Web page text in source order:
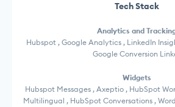
Tech Stack
Analytics and
Hubspot , Google Analytics , LinkedIn
Google Conversion
Widgets
Hubspot Messages , Axeptio , HubSpot
Multilingual , HubSpot Conversations ,